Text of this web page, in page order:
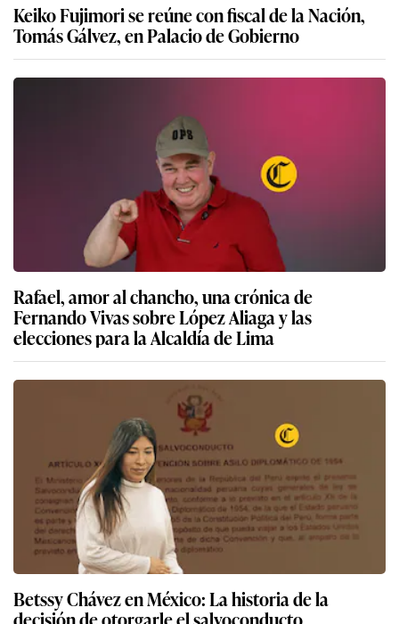
Keiko Fujimori se reúne con fiscal de la Nación,
Tomás Gálvez, en Palacio de Gobierno
Rafael, amor al chancho, una crónica de
Fernando Vivas sobre López Aliaga y las
elecciones para la Alcaldía de Lima
Betssy Chávez en México: La historia de la